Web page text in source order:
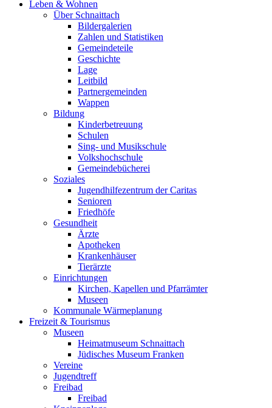
Leben & Wohnen
Über Schnaittach
Bildergalerien
Zahlen und Statistiken
Gemeindeteile
Geschichte
Lage
Leitbild
Partnergemeinden
Wappen
Bildung
Kinderbetreuung
Schulen
Sing- und Musikschule
Volkshochschule
Gemeindebücherei
Soziales
Jugendhilfezentrum der Caritas
Senioren
Friedhöfe
Gesundheit
Ärzte
Apotheken
Krankenhäuser
Tierärzte
Einrichtungen
Kirchen, Kapellen und Pfarrämter
Museen
Kommunale Wärmeplanung
Freizeit & Tourismus
Museen
Heimatmuseum Schnaittach
Jüdisches Museum Franken
Vereine
Jugendtreff
Freibad
Freibad